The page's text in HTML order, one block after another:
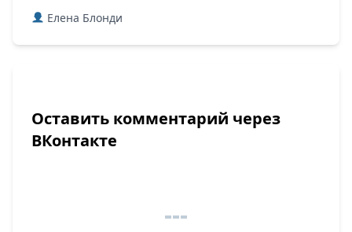
Елена Блонди
Оставить комментарий через
ВКонтакте